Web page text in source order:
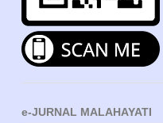
e-JURNAL MALAHAYATI